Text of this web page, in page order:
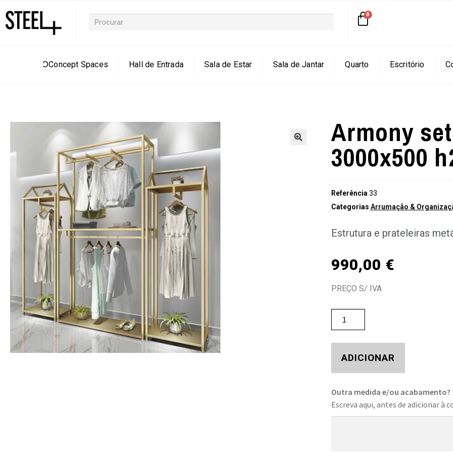
ƆConcept Spaces Hall de Entrada Sala de Estar Sala de Jantar Quarto Escritório
Armony
3000x500
Referência33
Categorias Arrumação &
Estrutura e prateleiras
990,00 €
PREÇO S/ IVA
ADICIONAR
Outra medida e/ou acabamento?
Escreva aqui, antes de adicionar à